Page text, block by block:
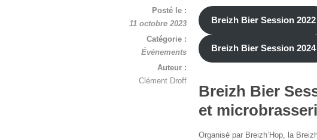
Breizh Bier Session 2022
Breizh Bier Session 2024
Breizh Bier
et
Organisé par Breizh’Hop, la
Posté le :
11 octobre 2023
Catégorie :
Événements
Auteur :
Clément Droff